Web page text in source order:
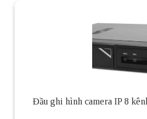
Đầu ghi hình camera IP 8